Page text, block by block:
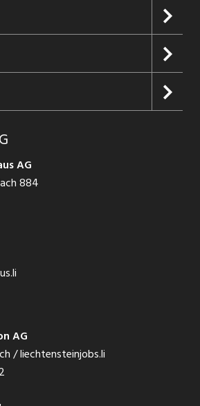
Rekrutierung
AG
884
AG
/ liechtensteinjobs.li